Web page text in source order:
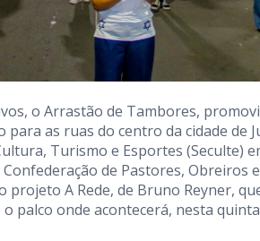
o Arrastão de Tambores,
para as ruas do centro da cidade de
Turismo e Esportes (Seculte)
de Pastores, Obreiros
A Rede, de Bruno Reyner,
palco onde acontecerá, nesta